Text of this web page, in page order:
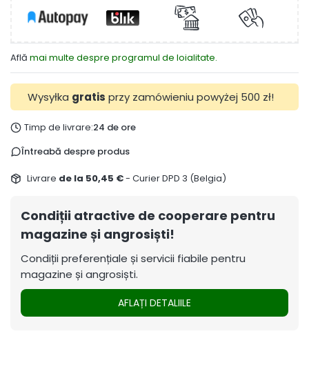
Află mai multe despre programul de loialitate.
Wysyłka gratis przy zamówieniu powyżej 500 zł!
Timp de livrare:24 de ore
Întreabă despre produs
Livrare de la 50,45 €- Curier DPD 3 (Belgia)
Condiții atractive de cooperare pentru
magazine și angrosiști!
Condiții preferențiale și servicii fiabile pentru
magazine și angrosiști.
AFLAȚI DETALIILE